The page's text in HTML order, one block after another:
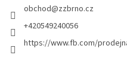
obchod@zzbrno.cz
+420549240056
https://www.fb.com/